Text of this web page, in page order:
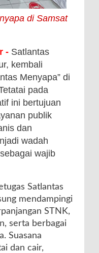
di Samsat
- Satlantas
kembali
Menyapa” di
pada
ini bertujuan
publik
dan
wadah
wajib
Satlantas
mendampingi
STNK,
serta berbagai
Suasana
dan cair,